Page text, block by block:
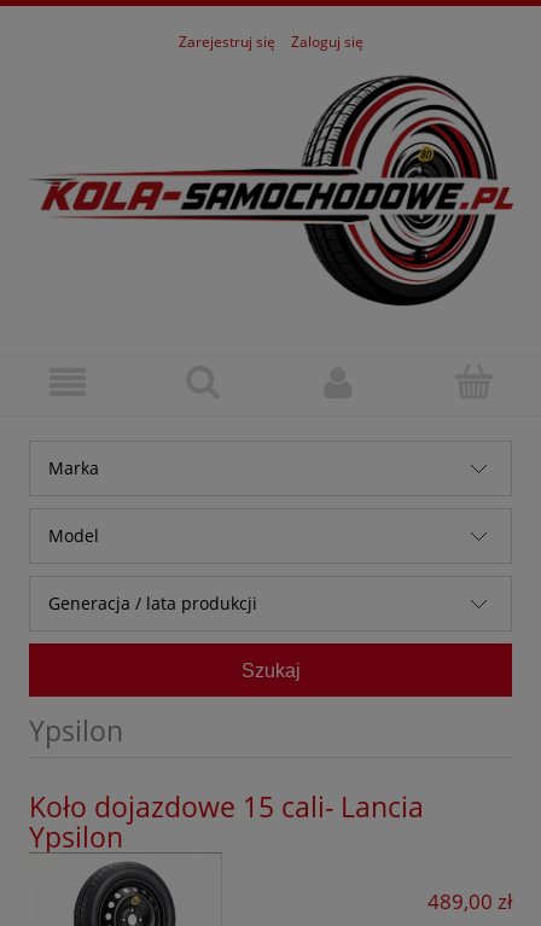
Zarejestruj się Zaloguj się
Marka
Baic
Bestune
BMW
BYD
Citroen
Cupra
Model
Generacja / lata produkcji
Szukaj
Ypsilon
Koło dojazdowe 15 cali- Lancia
Ypsilon
489,00 zł